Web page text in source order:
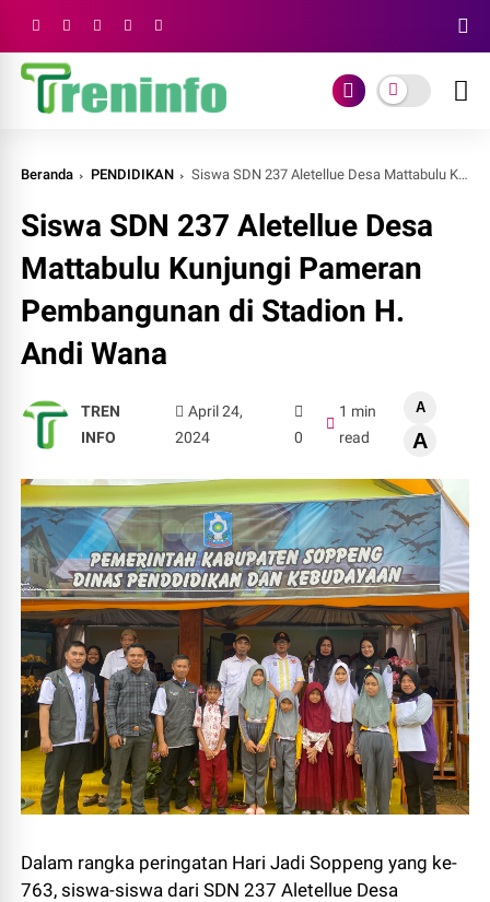
Beranda PENDIDIKAN Siswa SDN 237 Aletellue Desa Mattabulu Kunjungi Pameran Pembangunan di Stadion H. Andi Wana
Siswa SDN 237 Aletellue Desa
Mattabulu Kunjungi Pameran
Pembangunan di Stadion H.
Andi Wana
TREN
INFO
April 24,
2024
0
1 min
read
A
A
Dalam rangka peringatan Hari Jadi Soppeng yang ke-
763, siswa-siswa dari SDN 237 Aletellue Desa